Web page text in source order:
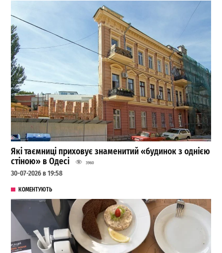
Які таємниці приховує знаменитий «будинок з однією
стіною» в Одесі
3960
30-07-2026 в 19:58
КОМЕНТУЮТЬ